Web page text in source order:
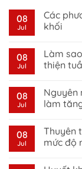
08
Jul
Các
khối
on
Các
phương
trợ
giảm
nguy
khối
08
Jul
Làm
thiện
on
Làm
sao
lưu
thông
tốt
08
Jul
Nguyên
làm
on
Nguyên
nhân
08
Jul
Thuyên
mức độ